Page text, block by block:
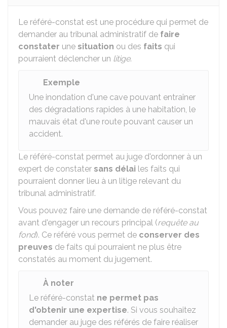
Le référé-constat est une procédure qui permet de
demander au tribunal administratif de faire
constater une situation ou des faits qui
pourraient déclencher un litige.
Exemple
Une inondation d'une cave pouvant entraîner
des dégradations rapides à une habitation, le
mauvais état d'une route pouvant causer un
accident.
Le référé-constat permet au juge d'ordonner à un
expert de constater sans délai les faits qui
pourraient donner lieu à un litige relevant du
tribunal administratif.
Vous pouvez faire une demande de référé-constat
avant d'engager un recours principal (requête au
fond). Ce référé vous permet de conserver des
preuves de faits qui pourraient ne plus être
constatés au moment du jugement.
À noter
Le référé-constat ne permet pas
d'obtenir une expertise. Si vous souhaitez
demander au juge des référés de faire réaliser